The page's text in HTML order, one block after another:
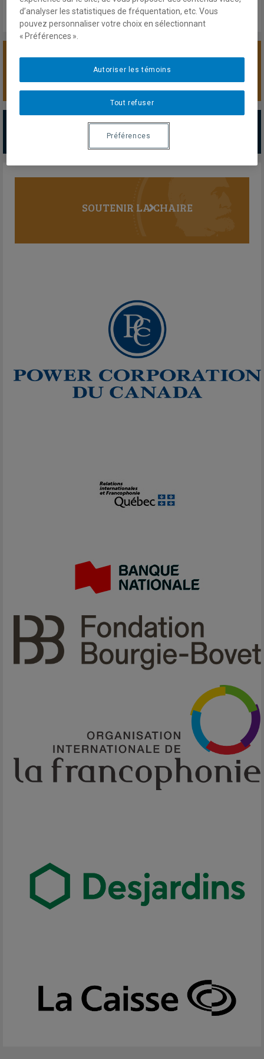
SOUTENIR LA CHAIRE
PARTENAIRES MAJEURS
SOUTENIR LA CHAIRE
d’analyser les statistiques de fréquentation, etc. Vous
pouvez personnaliser votre choix en sélectionnant
« Préférences ».
Tout refuser
Autoriser les témoins
Préférences